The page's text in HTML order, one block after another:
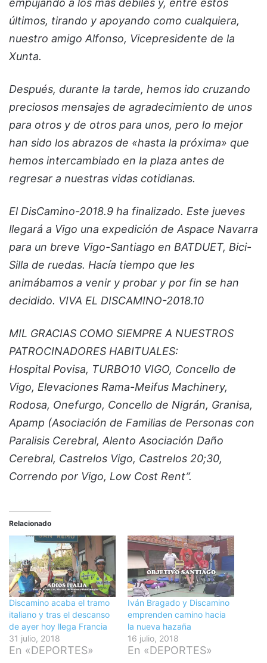
empujando a los más débiles y, entre estos
últimos, tirando y apoyando como cualquiera,
nuestro amigo Alfonso, Vicepresidente de la
Xunta.
Después, durante la tarde, hemos ido cruzando
preciosos mensajes de agradecimiento de unos
para otros y de otros para unos, pero lo mejor
han sido los abrazos de «hasta la próxima» que
hemos intercambiado en la plaza antes de
regresar a nuestras vidas cotidianas.
El DisCamino-2018.9 ha finalizado. Este jueves
llegará a Vigo una expedición de Aspace Navarra
para un breve Vigo-Santiago en BATDUET, Bici-
Silla de ruedas. Hacía tiempo que les
animábamos a venir y probar y por fin se han
decidido. VIVA EL DISCAMINO-2018.10
MIL GRACIAS COMO SIEMPRE A NUESTROS
PATROCINADORES HABITUALES:
Hospital Povisa, TURBO10 VIGO, Concello de
Vigo, Elevaciones Rama-Meifus Machinery,
Rodosa, Onefurgo, Concello de Nigrán, Granisa,
Apamp (Asociación de Familias de Personas con
Paralisis Cerebral, Alento Asociación Daño
Cerebral, Castrelos Vigo, Castrelos 20;30,
Correndo por Vigo, Low Cost Rent”.
Relacionado
Discamino acaba el tramo
italiano y tras el descanso
de ayer hoy llega Francia
31 julio, 2018
En «DEPORTES»
Iván Bragado y Discamino
emprenden camino hacia
la nueva hazaña
16 julio, 2018
En «DEPORTES»